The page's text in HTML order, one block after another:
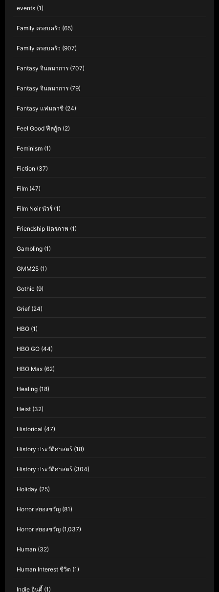
events (1)
Family ครอบครัว (65)
Family ครอบครัว (907)
Fantasy จินตนาการ (707)
Fantasy จินตนาการ (79)
Fantasy แฟนตาซี (24)
Feel Good ฟีลกู้ด (2)
Feminism (1)
Fiction (37)
Film (47)
Film Noir นัวร์ (1)
Friendship มิตรภาพ (1)
Gambling (1)
GMM25 (1)
Gothic (9)
Grief (24)
HBO (1)
HBO GO (44)
HBO Max (62)
Healing (18)
Heist (32)
Historical (47)
History ประวัติศาสตร์ (18)
History ประวัติศาสตร์ (304)
Holiday (25)
Horror สยองขวัญ (81)
Horror สยองขวัญ (1,037)
Human (32)
Human Interest ชีวิต (1)
Indie อินดี้ (1)